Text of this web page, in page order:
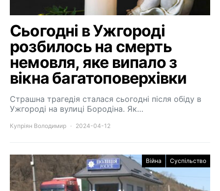
Сьогодні в Ужгороді
розбилось на смерть
немовля, яке випало з
вікна багатоповерхівки
Страшна трагедія сталася сьогодні після обіду в
Ужгороді на вулиці Бородіна. Як…
Купріян Володимир 2024-04-12
Війна Суспільство